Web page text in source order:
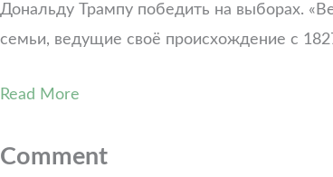
Дональду Трампу победить на выборах.
семьи, ведущие своё происхождение с
Read More
Comment